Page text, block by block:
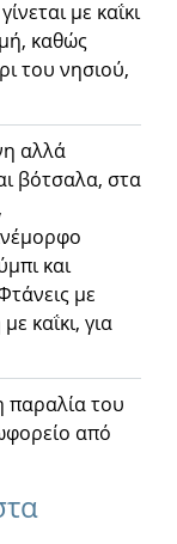
με καΐκι
καθώς
του νησιού,
αλλά
βότσαλα, στα
και
με
καΐκι, για
παραλία του
από